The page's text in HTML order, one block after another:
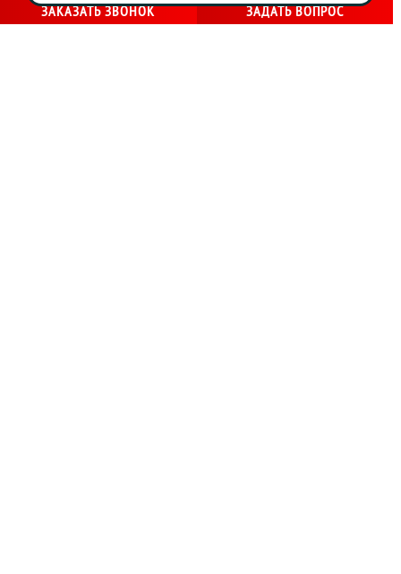
м. Достоевская
м. Маяковская
ЗАКАЗАТЬ ЗВОНОК ЗАДАТЬ ВОПРОС